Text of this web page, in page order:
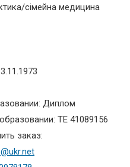
сімейна медицина
Диплом
ТЕ 41089156
заказ: